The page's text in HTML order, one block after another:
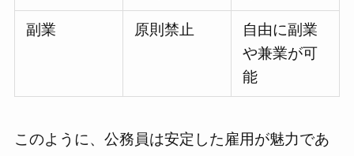
副業 原則禁止
自由に副業
や兼業が可
能
このように、公務員は安定した雇用が魅力であ